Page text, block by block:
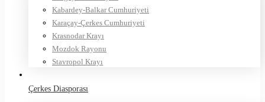
Kabardey-Balkar Cumhuriyeti
Karaçay-Çerkes Cumhuriyeti
Krasnodar Krayı
Mozdok Rayonu
Stavropol Krayı
Çerkes Diasporası